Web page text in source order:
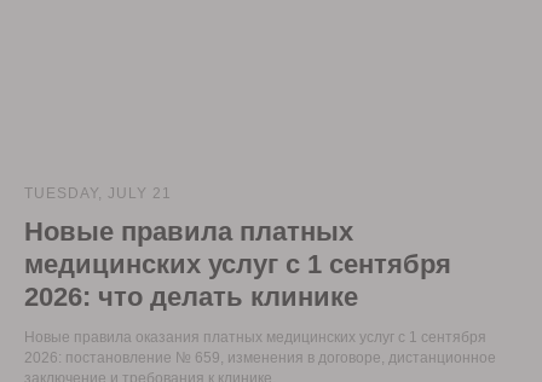
TUESDAY, JULY 21
Новые правила платных
медицинских услуг с 1 сентября
2026: что делать клинике
Новые правила оказания платных медицинских услуг с 1 сентября
2026: постановление № 659, изменения в договоре, дистанционное
заключение и требования к клинике.